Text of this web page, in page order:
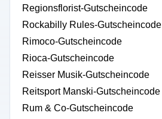
Regionsflorist-Gutscheincode
Rockabilly Rules-Gutscheincode
Rimoco-Gutscheincode
Rioca-Gutscheincode
Reisser Musik-Gutscheincode
Reitsport Manski-Gutscheincode
Rum & Co-Gutscheincode